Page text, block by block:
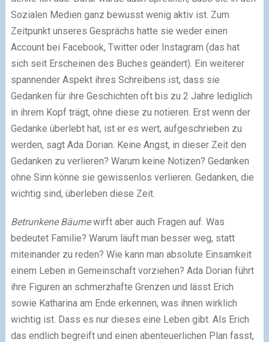
Sozialen Medien ganz bewusst wenig aktiv ist. Zum
Zeitpunkt unseres Gesprächs hatte sie weder einen
Account bei Facebook, Twitter oder Instagram (das hat
sich seit Erscheinen des Buches geändert). Ein weiterer
spannender Aspekt ihres Schreibens ist, dass sie
Gedanken für ihre Geschichten oft bis zu 2 Jahre lediglich
in ihrem Kopf trägt, ohne diese zu notieren. Erst wenn der
Gedanke überlebt hat, ist er es wert, aufgeschrieben zu
werden, sagt Ada Dorian. Keine Angst, in dieser Zeit den
Gedanken zu verlieren? Warum keine Notizen? Gedanken
ohne Sinn könne sie gewissenlos verlieren. Gedanken, die
wichtig sind, überleben diese Zeit.
Betrunkene Bäumewirft aber auch Fragen auf. Was
bedeutet Familie? Warum läuft man besser weg, statt
miteinander zu reden? Wie kann man absolute Einsamkeit
einem Leben in Gemeinschaft vorziehen? Ada Dorian führt
ihre Figuren an schmerzhafte Grenzen und lässt Erich
sowie Katharina am Ende erkennen, was ihnen wirklich
wichtig ist. Dass es nur dieses eine Leben gibt. Als Erich
das endlich begreift und einen abenteuerlichen Plan fasst,